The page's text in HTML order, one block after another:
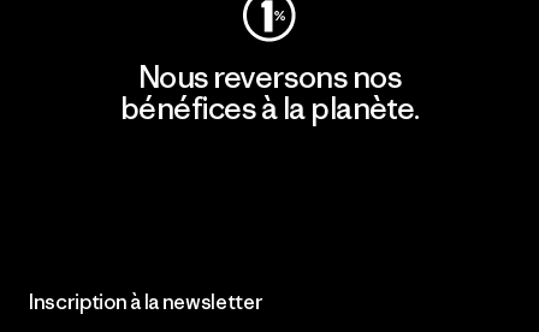
Nous reversons nos
bénéfices à la planète.
Inscription à la newsletter